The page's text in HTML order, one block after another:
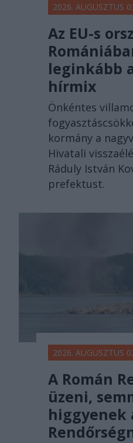
2026. AUGUSZTUS
Az EU-s
leginkább
hírmix
Önkéntes
kormány a
Hivatali
Ráduly István
prefektust.
2026. AUGUSZTUS
A Román
üzeni,
higgyenek